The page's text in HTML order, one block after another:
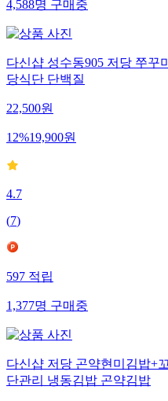
4,588명구매중
다신샵 성수동905 저당 쭈꾸
당식단 단백질
22,500원
12%19,900원
4.7
(7)
597적립
1,377명구매중
다신샵 저당 곤약현미김밥+
단관리 냉동김밥 곤약김밥